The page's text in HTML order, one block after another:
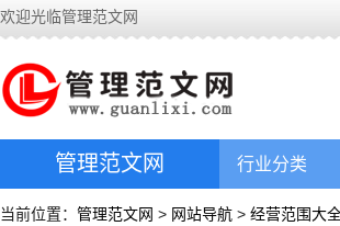
欢迎光临管理范文网
管理范文网 行业分类
当前位置： 管理范文网 > 网站导航 > 经营范围大